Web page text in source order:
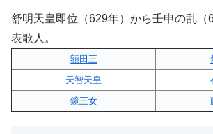
舒明天皇即位（629年）から壬申の乱（
表歌人。
額田王
天智天皇
鏡王女